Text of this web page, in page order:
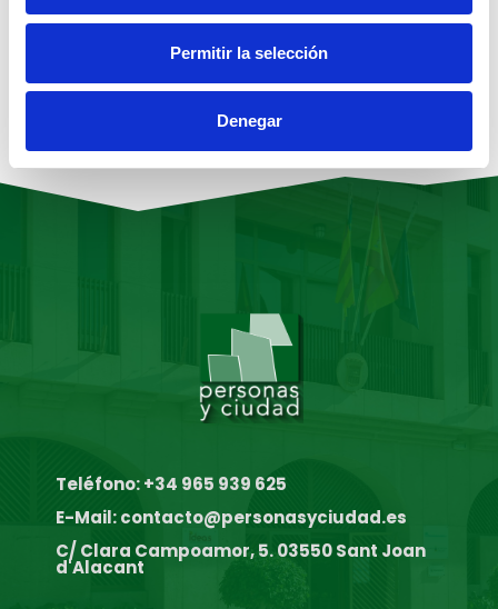
Permitir la selección
Denegar
Teléfono: +34 965 939 625
E-Mail: contacto@personasyciudad.es
C/ Clara Campoamor, 5. 03550 Sant Joan
d'Alacant